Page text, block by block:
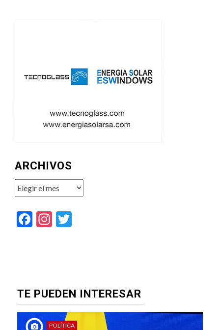
ARCHIVOS
Archivos
Facebook
Instagram
TE PUEDEN INTERESAR
POLÍTICA